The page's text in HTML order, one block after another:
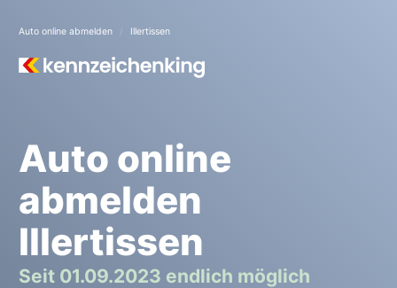
Auto online abmelden Illertissen
Auto online
abmelden
Illertissen
Seit 01.09.2023 endlich möglich